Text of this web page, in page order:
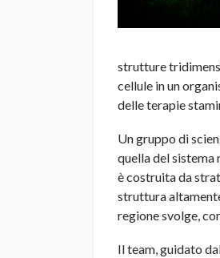
strutture
cellule in un
delle terapie
Un gruppo di
quella del
è costruita da
struttura
regione svolge,
Il team, guidato